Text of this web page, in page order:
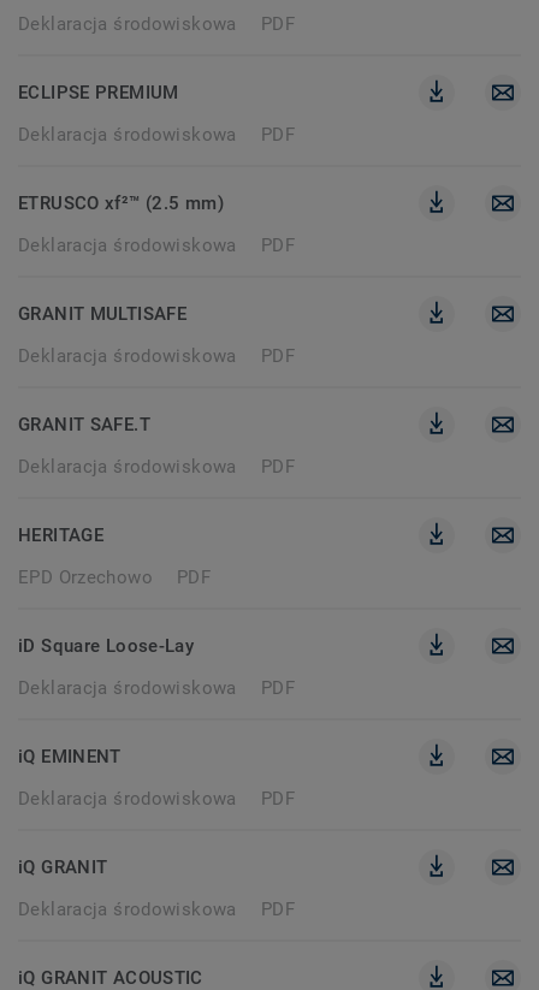
Deklaracja środowiskowa
PDF
ECLIPSE PREMIUM
Deklaracja środowiskowa
PDF
ETRUSCO xf²™ (2.5 mm)
Deklaracja środowiskowa
PDF
GRANIT MULTISAFE
Deklaracja środowiskowa
PDF
GRANIT SAFE.T
Deklaracja środowiskowa
PDF
HERITAGE
EPD Orzechowo
PDF
iD Square Loose-Lay
Deklaracja środowiskowa
PDF
iQ EMINENT
Deklaracja środowiskowa
PDF
iQ GRANIT
Deklaracja środowiskowa
PDF
iQ GRANIT ACOUSTIC